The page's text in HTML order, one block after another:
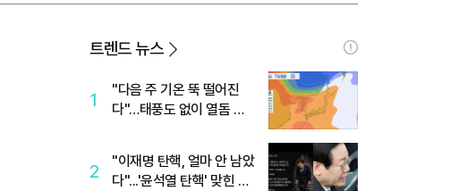
트
트
트렌드 뉴스
1
"다음 주 기온 뚝 떨어진
다"…태풍도 없이 열돔 박
2
"이재명 탄핵, 얼마 안 남았
다"...'윤석열 탄핵' 맞힌 무